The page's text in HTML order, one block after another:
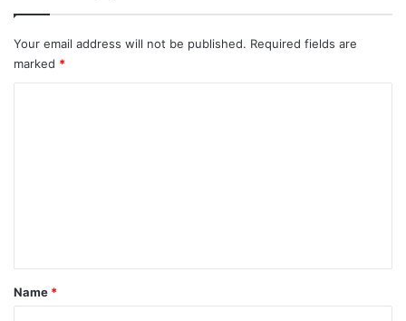
Your email address will not be published. Required fields are
marked *
*
Name *